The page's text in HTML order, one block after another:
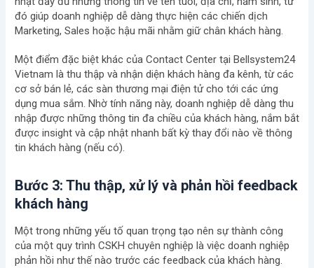
đó giúp doanh nghiệp dễ dàng thực hiện các chiến dịch
Marketing, Sales hoặc hậu mãi nhằm giữ chân khách hàng.
Một điểm đặc biệt khác của Contact Center tại Bellsystem24
Vietnam là thu thập và nhận diện khách hàng đa kênh, từ các
cơ sở bán lẻ, các sàn thương mại điện tử cho tới các ứng
dụng mua sắm. Nhờ tính năng này, doanh nghiệp dễ dàng thu
nhập được những thông tin đa chiều của khách hàng, nắm bắt
được insight và cập nhật nhanh bất kỳ thay đổi nào về thông
tin khách hàng (nếu có).
Bước 3: Thu thập, xử lý và phản hồi feedback
khách hàng
Một trong những yếu tố quan trọng tạo nên sự thành công
của một quy trình CSKH chuyên nghiệp là việc doanh nghiệp
phản hồi như thế nào trước các feedback của khách hàng.